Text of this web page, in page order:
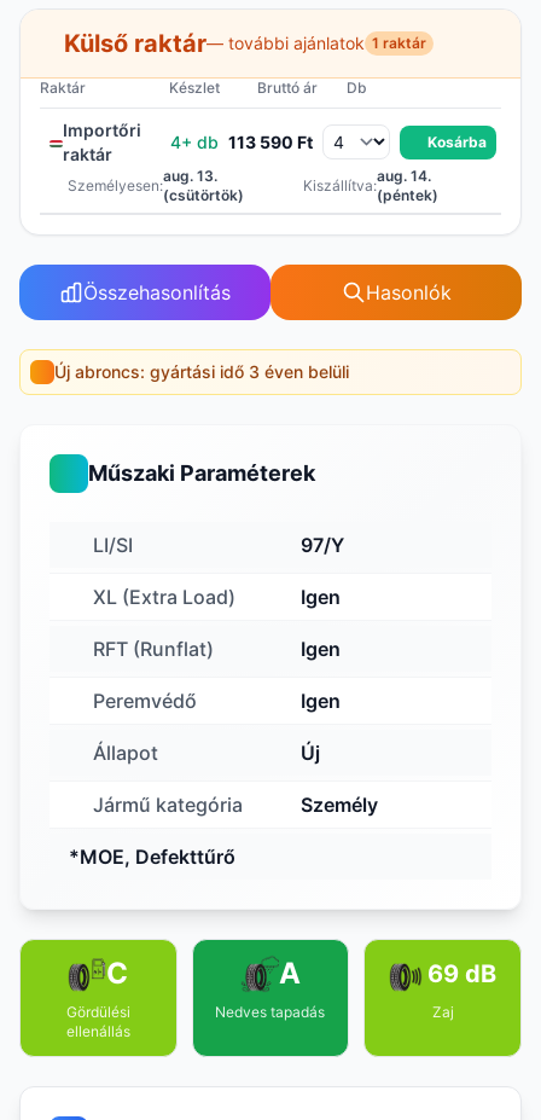
Külső raktár— további ajánlatok 1 raktár
Raktár Készlet Bruttó ár Db
Importőri
raktár
4+ db 113 590 Ft Kosárba
Személyesen:
aug. 13.
(csütörtök)
Kiszállítva:
aug. 14.
(péntek)
Összehasonlítás Hasonlók
Új abroncs: gyártási idő 3 éven belüli
Műszaki Paraméterek
LI/SI 97/Y
XL (Extra Load) Igen
RFT (Runflat) Igen
Peremvédő Igen
Állapot Új
Jármű kategória Személy
*MOE, Defekttűrő
C
Gördülési
ellenállás
A
Nedves tapadás
69 dB
Zaj